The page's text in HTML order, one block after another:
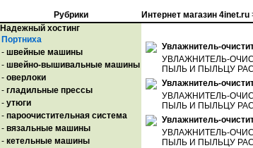
Рубрики
Надежный хостинг
Портниха
- швейные машины
- швейно-вышивальные машины
- оверлоки
- гладильные прессы
- утюги
- пароочистительная система
- вязальные машины
- кетельные машины
Интернет магазин 4inet.ru
Увлажнитель-
УВЛАЖНИТЕЛЬ-
ПЫЛЬ И ПЫЛЬЦУ
Увлажнитель-
УВЛАЖНИТЕЛЬ-
ПЫЛЬ И ПЫЛЬЦУ
Увлажнитель-
УВЛАЖНИТЕЛЬ-
ПЫЛЬ И ПЫЛЬЦУ